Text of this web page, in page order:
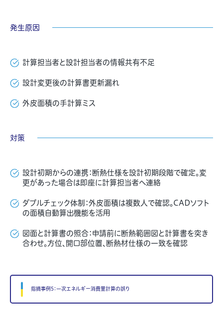
発生原因
計算担当者と設計担当者の情報共有不足
設計変更後の計算書更新漏れ
外皮面積の手計算ミス
対策
設計初期からの連携：断熱仕様を設計初期段階で確定。変
更があった場合は即座に計算担当者へ連絡
ダブルチェック体制：外皮面積は複数人で確認。CADソフト
の面積自動算出機能を活用
図面と計算書の照合：申請前に断熱範囲図と計算書を突き
合わせ。方位、開口部位置、断熱材仕様の一致を確認
指摘事例5：一次エネルギー消費量計算の誤り